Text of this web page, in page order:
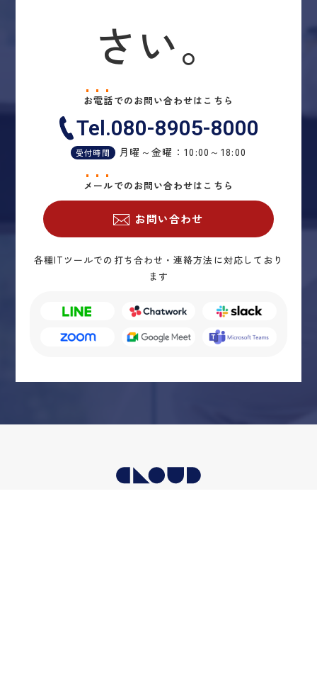
＜法令、規範の遵守と見直し＞
当法人は、保有する個人情報に関して適用され
に、本ポリシーの内容を適宜見直し、その改善
に努めます。
＜お問い合せ＞
当法人の個人情報の取扱に関するお問い合せは
下記までご連絡ください。
税理士法人クラウド会計
東京都大田区蒲田四丁目18番9号 FUJI Bldg2 5
階
さい。
お電話でのお問い合わせはこちら
Tel.080-8905-8000
受付時間 月曜～金曜：10:00～18:00
メ ールでのお問い合わせはこちら
お問い合わせ
各種ITツールでの打ち合わせ・連絡方法に対応しており
ます